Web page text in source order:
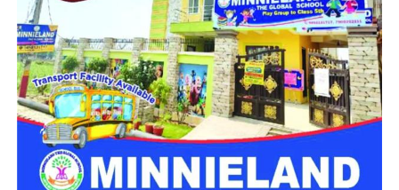
के काम में जुटी
राष्ट्रीय राजमार्ग विभाग की टीम मौके पर पहुंचकर मलबा हटाने के काम में
जुटी है। एनएच के अधिशासी अभियंता ओंकार पांडे ने बताया कि भूस्खलन
प्रभावित क्षेत्रों से मलबा हटाने का कार्य तेजी से चल रहा है। विभाग की
प्राथमिकता जल्द से जल्द मार्ग को सुरक्षित तरीके से सुचारु करना है।
अलकनंदा और मंदाकिनी नदी खतरे के